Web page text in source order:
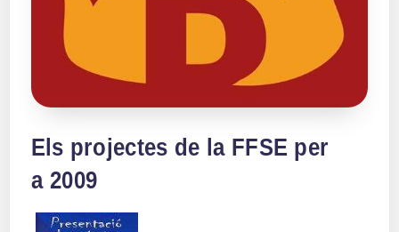
Els projectes de la FFSE per
a 2009